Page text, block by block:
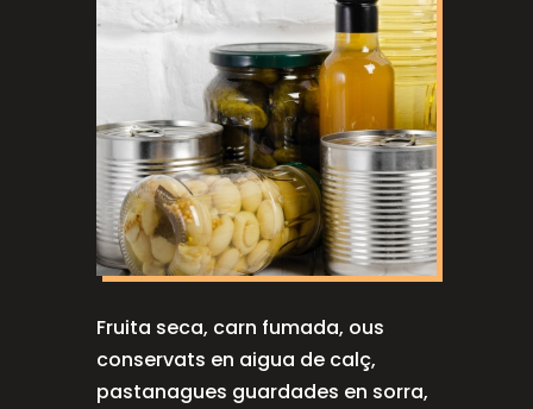
Fruita seca, carn fumada, ous
conservats en aigua de calç,
pastanagues guardades en sorra,